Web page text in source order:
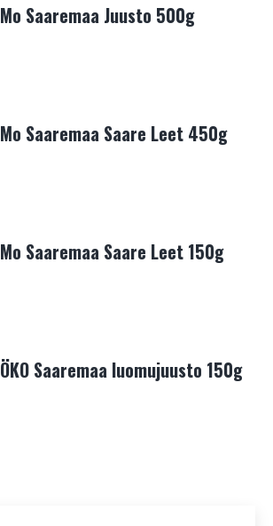
Mo Saaremaa Juusto 500g
Mo Saaremaa Saare Leet 450g
Mo Saaremaa Saare Leet 150g
ÖKO Saaremaa luomujuusto 150g